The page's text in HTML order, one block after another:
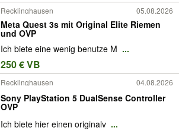
Recklinghausen 05.08.2026
Meta Quest 3s mit Original Elite Riemen
und OVP
Ich biete eine wenig benutze M ...
250 € VB
Recklinghausen 04.08.2026
Sony PlayStation 5 DualSense Controller
OVP
Ich biete hier einen originalv ...